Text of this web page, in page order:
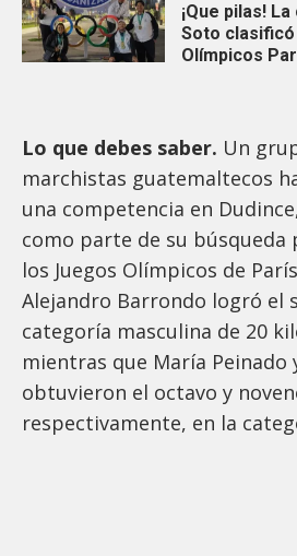
¡Que pilas!
Soto
Olímpicos
Lo que debes saber. Un
marchistas guatemaltecos
una competencia en
como parte de su búsqueda
los Juegos Olímpicos de
Alejandro Barrondo logró el
categoría masculina de 20
mientras que María Peinado
obtuvieron el octavo y
respectivamente, en la